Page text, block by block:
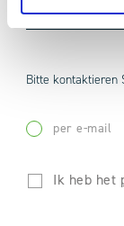
Bitte kontaktieren
per e-mail
Ik heb het